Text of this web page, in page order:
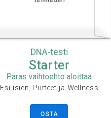
DNA-testi
Starter
Paras vaihtoehto aloittaa
Esi-isien, Piirteet ja Wellness
OSTA